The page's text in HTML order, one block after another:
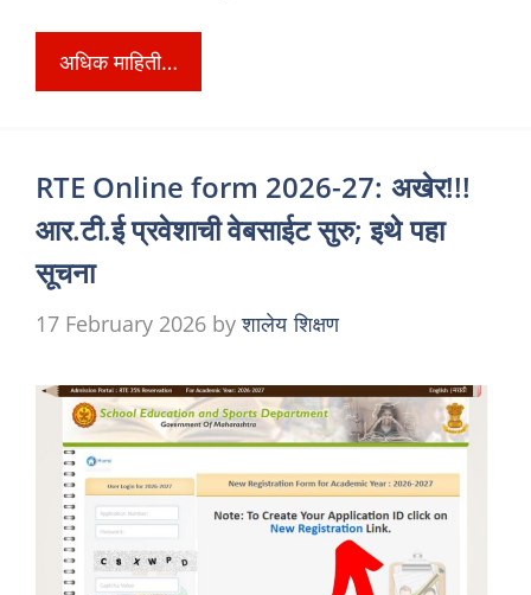
अधिक माहिती…
RTE Online form 2026-27: अखेर!!!
आर.टी.ई प्रवेशाची वेबसाईट सुरु; इथे पहा
सूचना
17 February 2026 byशालेय शिक्षण